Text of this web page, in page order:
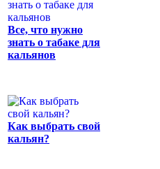
Все, что нужно
знать о табаке для
кальянов
Как выбрать свой
кальян?